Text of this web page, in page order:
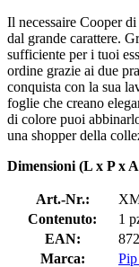
Il necessaire Cooper
dal grande carattere.
sufficiente per i tuoi
ordine grazie ai due
conquista con la sua
foglie che creano
di colore puoi
una shopper della
Dimensioni (L x P x
Art.-Nr.:
Contenuto:
1
EAN:
Marca: